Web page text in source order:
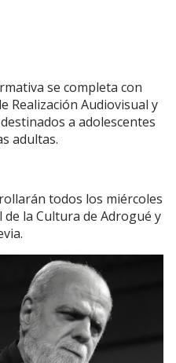
se completa con
Realización Audiovisual y
a adolescentes
adultas.
todos los miércoles
la Cultura de Adrogué y